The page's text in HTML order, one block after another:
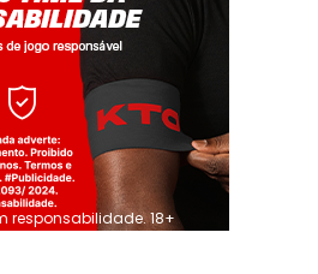
responsabilidade. 18+